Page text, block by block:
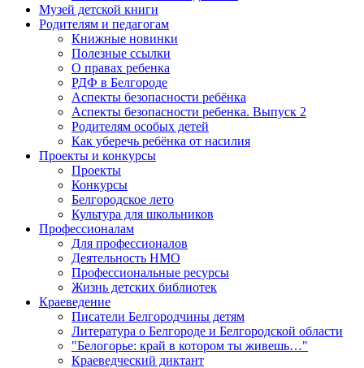
Музей детской книги
Родителям и педагогам
Книжные новинки
Полезные ссылки
О правах ребенка
РДФ в Белгороде
Аспекты безопасности ребёнка
Аспекты безопасности ребенка. Выпуск 2
Родителям особых детей
Как уберечь ребёнка от насилия
Проекты и конкурсы
Проекты
Конкурсы
Белгородское лето
Культура для школьников
Профессионалам
Для профессионалов
Деятельность НМО
Профессиональные ресурсы
Жизнь детских библиотек
Краеведение
Писатели Белгородчины детям
Литература о Белгороде и Белгородской области
"Белогорье: край в котором ты живешь…"
Краеведческий диктант